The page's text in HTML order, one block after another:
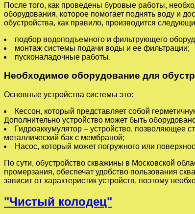
После того, как проведены буровые работы,
оборудования, которое помогает поднять воду и
обустройства, как правило, производится
подбор водоподъемного и фильтрующего
монтаж системы подачи воды и ее фильтрации;
пусконаладочные работы.
Необходимое оборудование для
Основные устройства системы это:
Кессон, который представляет собой
Дополнительно устройство может быть
Гидроаккумулятор – устройство, позволяющее
металлический бак с мембраной;
Насос, который может погружного или
По сути, обустройство скважины в Московской
промерзания, обеспечат удобство пользования
зависит от характеристик устройств, поэтому
"Чистый колодец"